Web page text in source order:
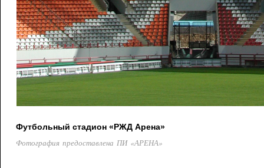
Футбольный стадион «РЖД Арена»
Фотография предоставлена ПИ «АРЕНА»